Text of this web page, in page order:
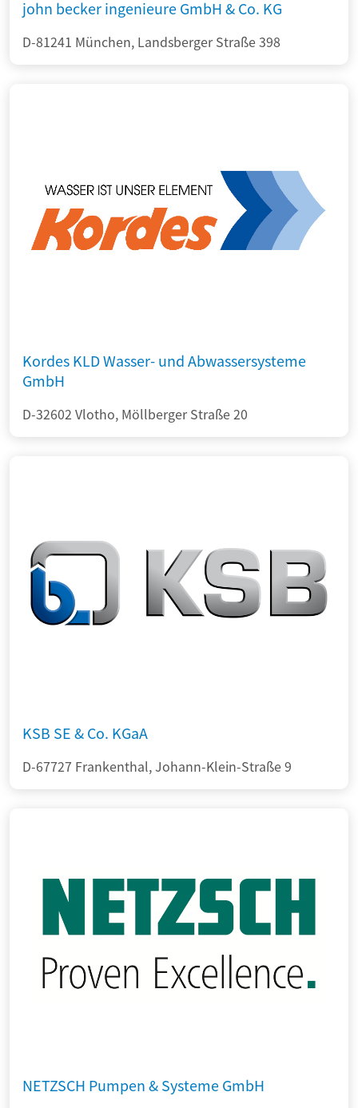
john becker ingenieure GmbH & Co. KG
D-81241 München, Landsberger Straße 398
Kordes KLD Wasser- und Abwassersysteme
GmbH
D-32602 Vlotho, Möllberger Straße 20
KSB SE & Co. KGaA
D-67727 Frankenthal, Johann-Klein-Straße 9
NETZSCH Pumpen & Systeme GmbH